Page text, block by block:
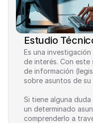
Estudio
Es una
de interés. Con este
de información
sobre asuntos de su
Si tiene alguna
un determinado
comprenderlo a